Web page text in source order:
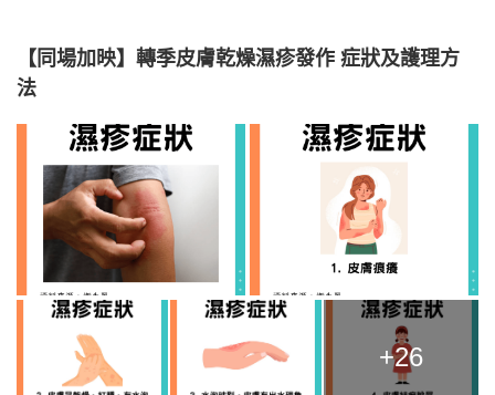
【同場加映】轉季皮膚乾燥濕疹發作 症狀及護理方
法
+26